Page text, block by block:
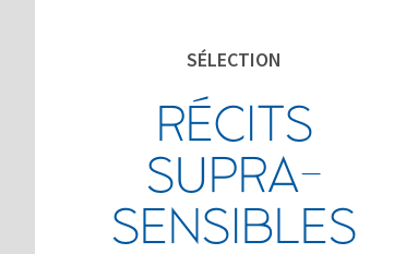
SÉLECTION
RÉCITS
SUPRA-
SENSIBLES